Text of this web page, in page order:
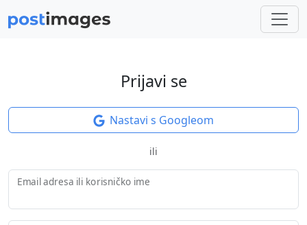
Prijavi se
Nastavi s Googleom
ili
Email adresa ili korisničko ime